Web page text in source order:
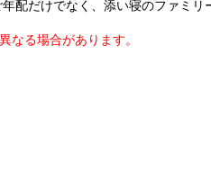
配だけでなく、添い寝のファミリ
なる場合があります。